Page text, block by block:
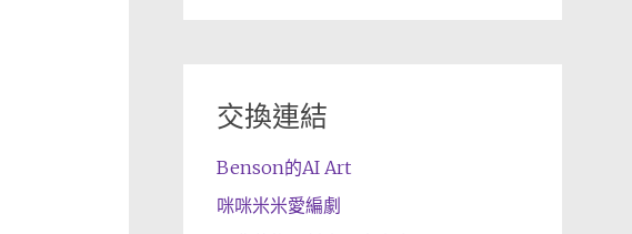
交換連結
Benson的AI Art
咪咪米米愛編劇